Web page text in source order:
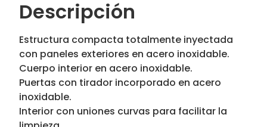
Descripción
Estructura compacta totalmente inyectada
con paneles exteriores en acero inoxidable.
Cuerpo interior en acero inoxidable.
Puertas con tirador incorporado en acero
inoxidable.
Interior con uniones curvas para facilitar la